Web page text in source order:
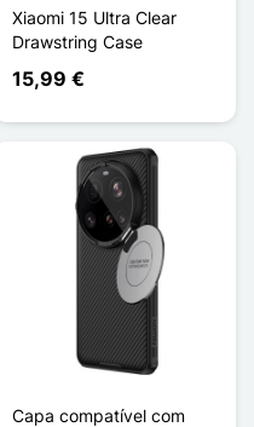
Xiaomi 15 Ultra Clear
Drawstring Case
15,99 €
Capa compatível com